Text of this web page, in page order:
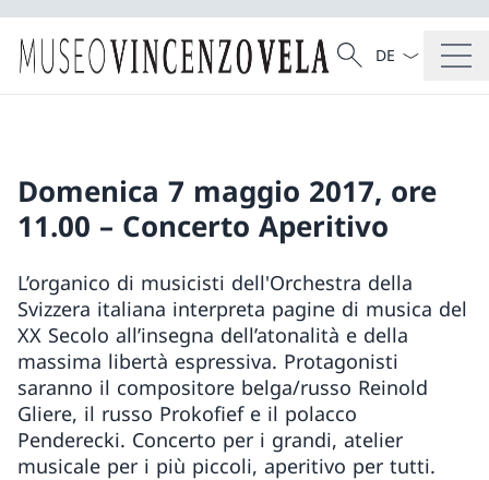
Cercare
Ricerca
Dal menu a
Domenica 7 maggio 2017, ore
11.00 – Concerto Aperitivo
L’organico di musicisti dell'Orchestra della
Svizzera italiana interpreta pagine di musica del
XX Secolo all’insegna dell’atonalità e della
massima libertà espressiva. Protagonisti
saranno il compositore belga/russo Reinold
Gliere, il russo Prokofief e il polacco
Penderecki. Concerto per i grandi, atelier
musicale per i più piccoli, aperitivo per tutti.